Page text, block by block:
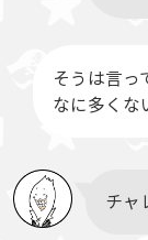
そうは言っ
なに多くな
チャ